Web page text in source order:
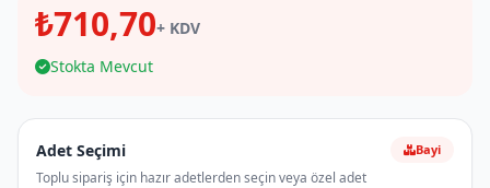
₺710,70+ KDV
Stokta Mevcut
Adet Seçimi
Toplu sipariş için hazır adetlerden seçin veya özel adet
Bayi